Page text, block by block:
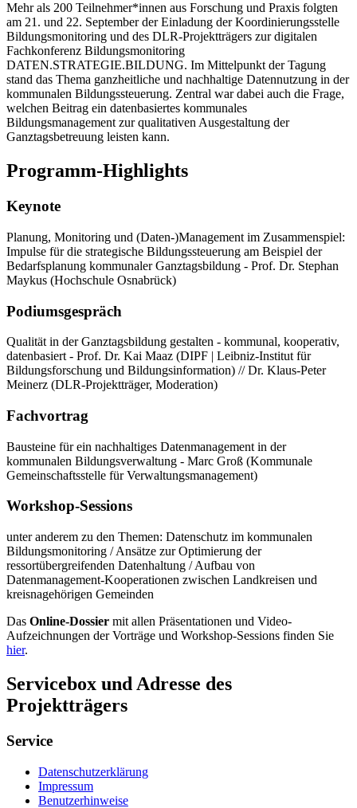
Mehr als 200 Teilnehmer*innen aus Forschung und Praxis folgten
am 21. und 22. September der Einladung der Koordinierungsstelle
Bildungsmonitoring und des DLR-Projektträgers zur digitalen
Fachkonferenz Bildungsmonitoring
DATEN.STRATEGIE.BILDUNG. Im Mittelpunkt der Tagung
stand das Thema ganzheitliche und nachhaltige Datennutzung in der
kommunalen Bildungssteuerung. Zentral war dabei auch die Frage,
welchen Beitrag ein datenbasiertes kommunales
Bildungsmanagement zur qualitativen Ausgestaltung der
Ganztagsbetreuung leisten kann.
Programm-Highlights
Keynote
Planung, Monitoring und (Daten-)Management im Zusammenspiel:
Impulse für die strategische Bildungssteuerung am Beispiel der
Bedarfsplanung kommunaler Ganztagsbildung - Prof. Dr. Stephan
Maykus (Hochschule Osnabrück)
Podiumsgespräch
Qualität in der Ganztagsbildung gestalten - kommunal, kooperativ,
datenbasiert - Prof. Dr. Kai Maaz (DIPF | Leibniz-Institut für
Bildungsforschung und Bildungsinformation) // Dr. Klaus-Peter
Meinerz (DLR-Projektträger, Moderation)
Fachvortrag
Bausteine für ein nachhaltiges Datenmanagement in der
kommunalen Bildungsverwaltung - Marc Groß (Kommunale
Gemeinschaftsstelle für Verwaltungsmanagement)
Workshop-Sessions
unter anderem zu den Themen: Datenschutz im kommunalen
Bildungsmonitoring / Ansätze zur Optimierung der
ressortübergreifenden Datenhaltung / Aufbau von
Datenmanagement-Kooperationen zwischen Landkreisen und
kreisnagehörigen Gemeinden
Das Online-Dossier mit allen Präsentationen und Video-
Aufzeichnungen der Vorträge und Workshop-Sessions finden Sie
hier.
Servicebox und Adresse des
Projektträgers
Service
Datenschutzerklärung
Impressum
Benutzerhinweise